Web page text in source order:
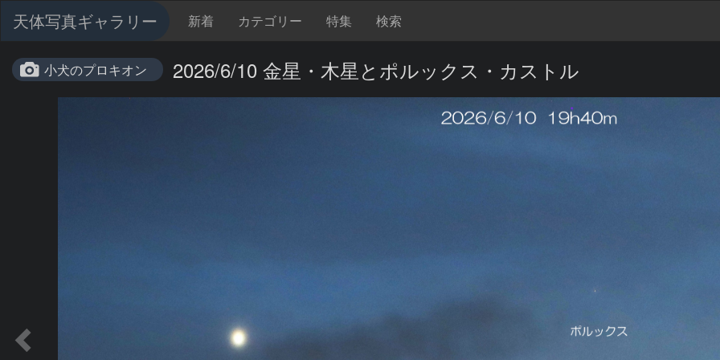
天体写真ギャラリー 新着 カテゴリー 特集 検索
小犬のプロキオン 2026/6/10 金星・木星とポルックス・カストル